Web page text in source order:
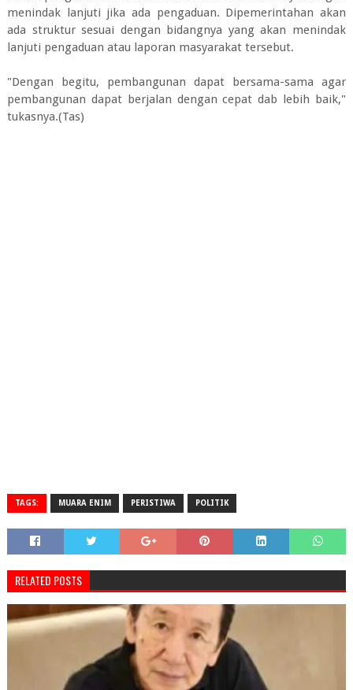
menindak lanjuti jika ada pengaduan. Dipemerintahan akan
ada struktur sesuai dengan bidangnya yang akan menindak
lanjuti pengaduan atau laporan masyarakat tersebut.
"Dengan begitu, pembangunan dapat bersama-sama agar
pembangunan dapat berjalan dengan cepat dab lebih baik,"
tukasnya.(Tas)
TAGS: MUARA ENIM PERISTIWA POLITIK
RELATED POSTS